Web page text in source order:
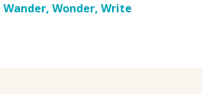
Wander, Wonder, Write